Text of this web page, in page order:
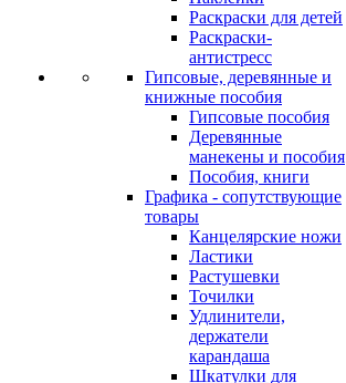
Раскраски для детей
Раскраски-
антистресс
Гипсовые, деревянные и
книжные пособия
Гипсовые пособия
Деревянные
манекены и пособия
Пособия, книги
Графика - сопутствующие
товары
Канцелярские ножи
Ластики
Растушевки
Точилки
Удлинители,
держатели
карандаша
Шкатулки для